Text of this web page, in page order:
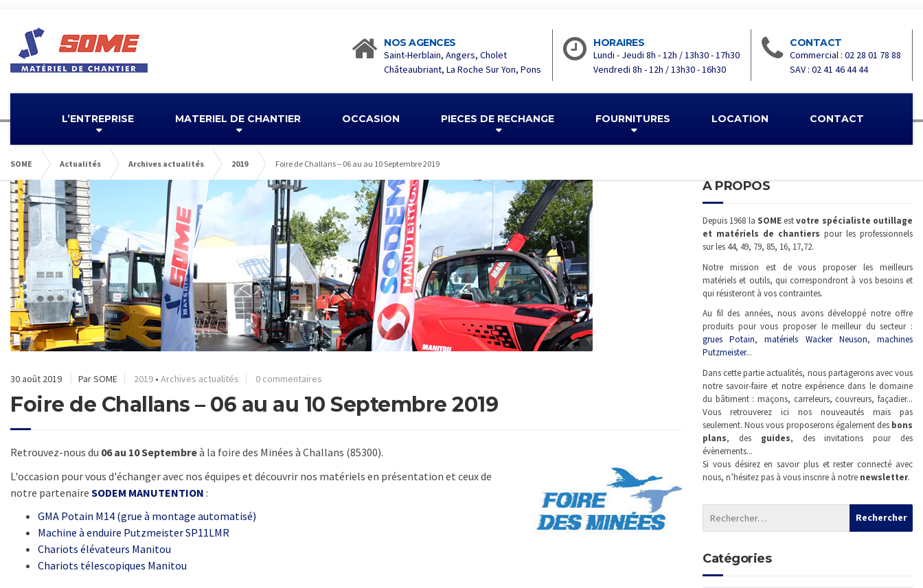
NOS AGENCES
Saint-Herblain, Angers, Cholet
Châteaubriant, La Roche Sur Yon, Pons
HORAIRES
Lundi - Jeudi 8h - 12h / 13h30 - 17h30
Vendredi 8h - 12h / 13h30 - 16h30
CONTACT
Commercial : 02 28 01 78 88
SAV : 02 41 46 44 44
L’ENTREPRISE MATERIEL DE CHANTIER OCCASION PIECES DE RECHANGE FOURNITURES LOCATION CONTACT
SOME Actualités Archives actualités 2019 Foire de Challans – 06 au au 10 Septembre 2019
30 août 2019 Par SOME 2019 • Archives actualités 0 commentaires
Foire de Challans – 06 au au 10 Septembre 2019
Retrouvez-nous du 06 au 10 Septembreà la foire des Minées à Challans (85300).
L'occasion pour vous d'échanger avec nos équipes et découvrir nos matériels en présentation et ceux de
notre partenaire SODEM MANUTENTION :
GMA Potain M14 (grue à montage automatisé)
Machine à enduire Putzmeister SP11LMR
Chariots élévateurs Manitou
Chariots télescopiques Manitou
A PROPOS
Depuis 1968 la SOMEestvotre spécialiste outillage
et matériels de chantiers pour les professionnels
sur les 44, 49, 79, 85, 16, 17,72.
Notre mission est de vous proposer les meilleurs
matériels et outils, qui correspondront à vos besoins et
qui résisteront à vos contraintes.
Au fil des années, nous avons développé notre offre
produits pour vous proposer le meilleur du secteur :
grues Potain,matériels Wacker Neuson,machines
Putzmeister...
Dans cette partie actualités, nous partagerons avec vous
notre savoir-faire et notre expérience dans le domaine
du bâtiment : maçons, carreleurs, couvreurs, façadier...
Vous retrouverez ici nos nouveautés mais pas
seulement. Nous vous proposerons également des bons
plans, des guides, des invitations pour des
évènements...
Si vous désirez en savoir plus et rester connecté avec
nous, n’hésitez pas à vous inscrire à notre newsletter.
Catégories